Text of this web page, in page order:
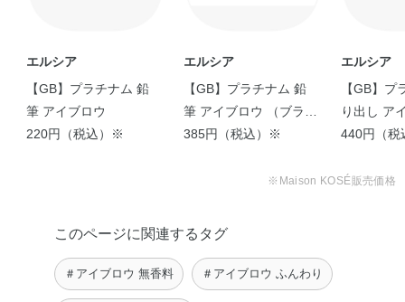
ル・メチルパラベン・コンジョウ・マイカ・酸化チタン・
酸化鉄
エルシア
【GB】プラチナム 鉛
筆 アイブロウ
220円（税込）※
エルシア
【GB】プラチナム 鉛
筆 アイブロウ （ブラシ
付）
385円（税込）※
エルシア
【GB】プ
り出し ア
440円（
※Maison KOSÉ販売価格
このページに関連するタグ
＃アイブロウ 無香料 ＃アイブロウ ふんわり